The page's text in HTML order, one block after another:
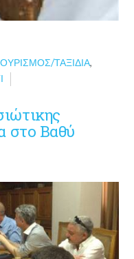
ΤΑΞΊΔΙΑ,
στο Βαθύ